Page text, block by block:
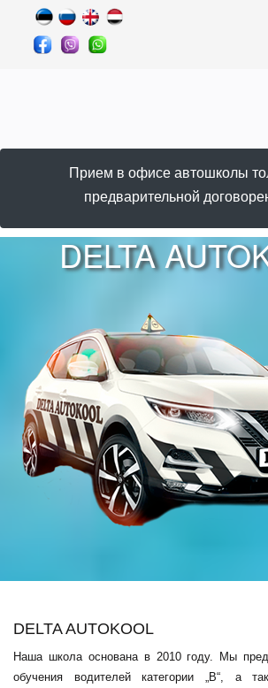
Прием в офисе автошколы
предварительной
DELTA
DELTA AUTOKOOL
Наша школа основана в 2010 году. Мы
обучения водителей категории „В“, а